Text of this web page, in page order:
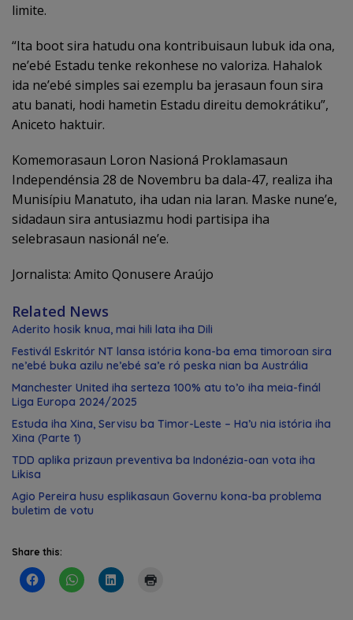
limite.
“Ita boot sira hatudu ona kontribuisaun lubuk ida ona,
ne’ebé Estadu tenke rekonhese no valoriza. Hahalok
ida ne’ebé simples sai ezemplu ba jerasaun foun sira
atu banati, hodi hametin Estadu direitu demokrátiku”,
Aniceto haktuir.
Komemorasaun Loron Nasioná Proklamasaun
Independénsia 28 de Novembru ba dala-47, realiza iha
Munisípiu Manatuto, iha udan nia laran. Maske nune’e,
sidadaun sira antusiazmu hodi partisipa iha
selebrasaun nasionál ne’e.
Jornalista: Amito Qonusere Araújo
Related News
Aderito hosik knua, mai hili lata iha Dili
Festivál Eskritór NT lansa istória kona-ba ema timoroan sira
ne’ebé buka azilu ne’ebé sa’e ró peska nian ba Austrália
Manchester United iha serteza 100% atu to’o iha meia-finál
Liga Europa 2024/2025
Estuda iha Xina, Servisu ba Timor-Leste – Ha’u nia istória iha
Xina (Parte 1)
TDD aplika prizaun preventiva ba Indonézia-oan vota iha
Likisa
Agio Pereira husu esplikasaun Governu kona-ba problema
buletim de votu
Share this: